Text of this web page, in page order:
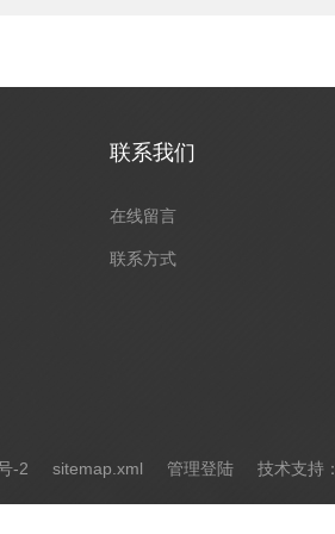
联系我们
在线留言
联系方式
-2 sitemap.xml 管理登陆 技术支持：